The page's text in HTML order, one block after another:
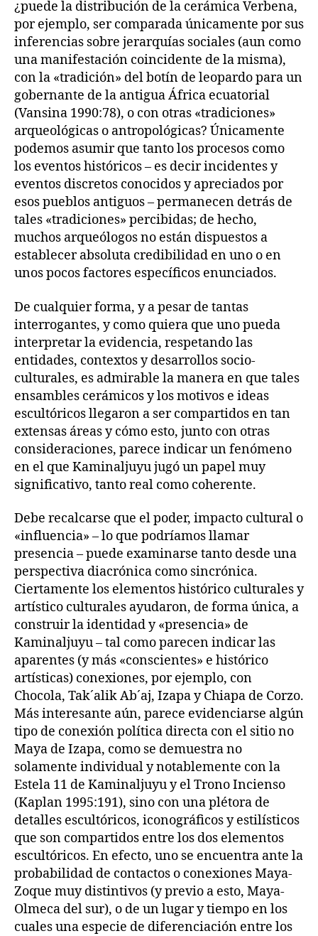
¿puede la distribución de la cerámica Verbena,
por ejemplo, ser comparada únicamente por sus
inferencias sobre jerarquías sociales (aun como
una manifestación coincidente de la misma),
con la «tradición» del botín de leopardo para un
gobernante de la antigua África ecuatorial
(Vansina 1990:78), o con otras «tradiciones»
arqueológicas o antropológicas? Únicamente
podemos asumir que tanto los procesos como
los eventos históricos – es decir incidentes y
eventos discretos conocidos y apreciados por
esos pueblos antiguos – permanecen detrás de
tales «tradiciones» percibidas; de hecho,
muchos arqueólogos no están dispuestos a
establecer absoluta credibilidad en uno o en
unos pocos factores específicos enunciados.
De cualquier forma, y a pesar de tantas
interrogantes, y como quiera que uno pueda
interpretar la evidencia, respetando las
entidades, contextos y desarrollos socio-
culturales, es admirable la manera en que tales
ensambles cerámicos y los motivos e ideas
escultóricos llegaron a ser compartidos en tan
extensas áreas y cómo esto, junto con otras
consideraciones, parece indicar un fenómeno
en el que Kaminaljuyu jugó un papel muy
significativo, tanto real como coherente.
Debe recalcarse que el poder, impacto cultural o
«influencia» – lo que podríamos llamar
presencia – puede examinarse tanto desde una
perspectiva diacrónica como sincrónica.
Ciertamente los elementos histórico culturales y
artístico culturales ayudaron, de forma única, a
construir la identidad y «presencia» de
Kaminaljuyu – tal como parecen indicar las
aparentes (y más «conscientes» e histórico
artísticas) conexiones, por ejemplo, con
Chocola, Tak´alik Ab´aj, Izapa y Chiapa de Corzo.
Más interesante aún, parece evidenciarse algún
tipo de conexión política directa con el sitio no
Maya de Izapa, como se demuestra no
solamente individual y notablemente con la
Estela 11 de Kaminaljuyu y el Trono Incienso
(Kaplan 1995:191), sino con una plétora de
detalles escultóricos, iconográficos y estilísticos
que son compartidos entre los dos elementos
escultóricos. En efecto, uno se encuentra ante la
probabilidad de contactos o conexiones Maya-
Zoque muy distintivos (y previo a esto, Maya-
Olmeca del sur), o de un lugar y tiempo en los
cuales una especie de diferenciación entre los